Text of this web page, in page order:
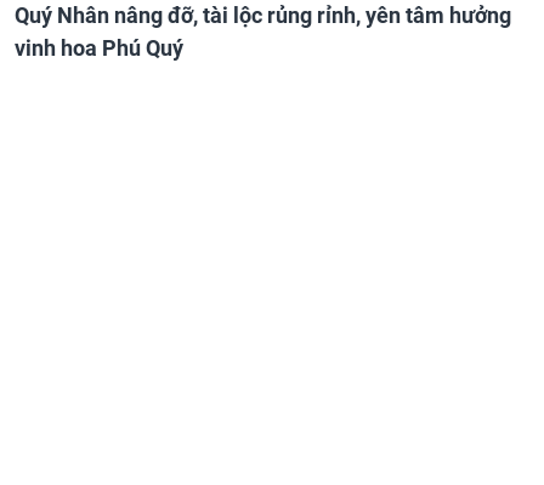
Quý Nhân nâng đỡ, tài lộc rủng rỉnh, yên tâm hưởng
vinh hoa Phú Quý